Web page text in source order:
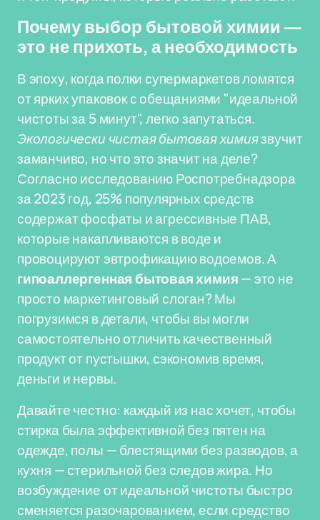
Почему выбор бытовой химии —
это не прихоть, а необходимость
В эпоху, когда полки супермаркетов ломятся
от ярких упаковок с обещаниями "идеальной
чистоты за 5 минут", легко запутаться.
Экологически чистая бытовая химиязвучит
заманчиво, но что это значит на деле?
Согласно исследованию Роспотребнадзора
за 2023 год, 25% популярных средств
содержат фосфаты и агрессивные ПАВ,
которые накапливаются в воде и
провоцируют эвтрофикацию водоемов. А
гипоаллергенная бытовая химия— это не
просто маркетинговый слоган? Мы
погрузимся в детали, чтобы вы могли
самостоятельно отличить качественный
продукт от пустышки, сэкономив время,
деньги и нервы.
Давайте честно: каждый из нас хочет, чтобы
стирка была эффективной без пятен на
одежде, полы — блестящими без разводов, а
кухня — стерильной без следов жира. Но
возбуждение от идеальной чистоты быстро
сменяется разочарованием, если средство